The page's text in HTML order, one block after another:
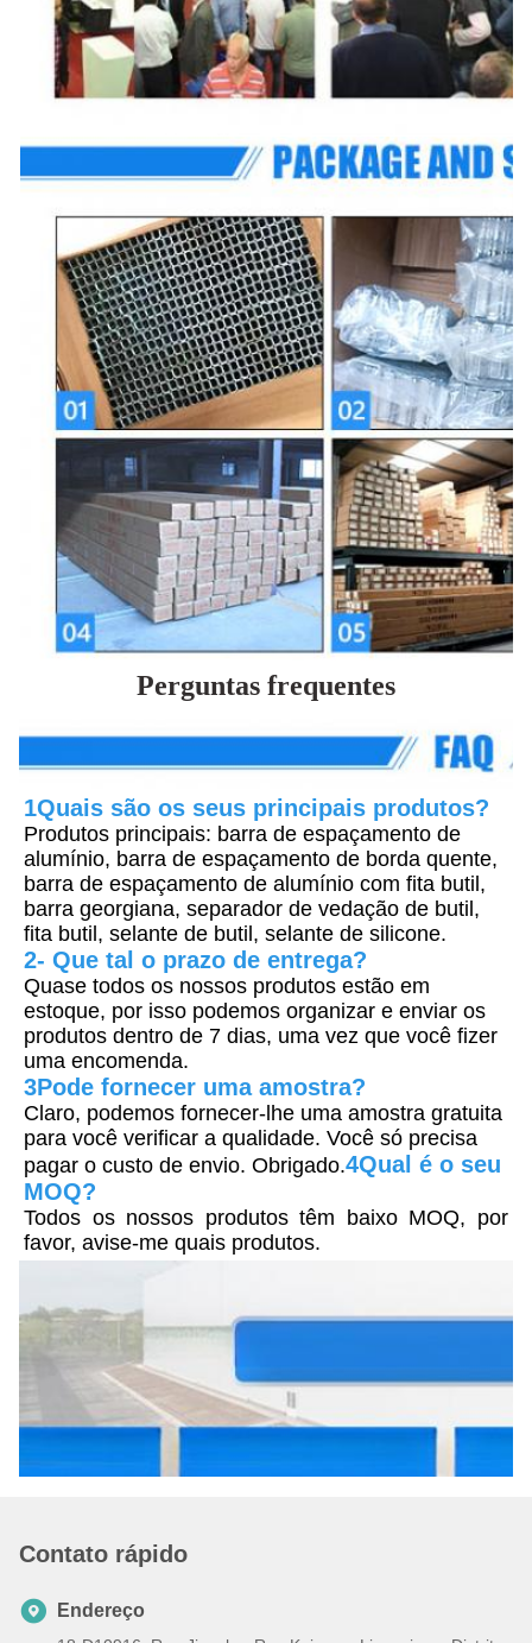
Perguntas frequentes
1Quais são os seus principais produtos?
Produtos principais: barra de espaçamento de
alumínio, barra de espaçamento de borda quente,
barra de espaçamento de alumínio com fita butil,
barra georgiana, separador de vedação de butil,
fita butil, selante de butil, selante de silicone.
2- Que tal o prazo de entrega?
Quase todos os nossos produtos estão em
estoque, por isso podemos organizar e enviar os
produtos dentro de 7 dias, uma vez que você fizer
uma encomenda.
3Pode fornecer uma amostra?
Claro, podemos fornecer-lhe uma amostra gratuita
para você verificar a qualidade. Você só precisa
pagar o custo de envio. Obrigado.4Qual é o seu
MOQ?
Todos os nossos produtos têm baixo MOQ, por
favor, avise-me quais produtos.
Contato rápido
Endereço